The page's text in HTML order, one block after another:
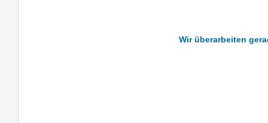
Wir überarbeiten